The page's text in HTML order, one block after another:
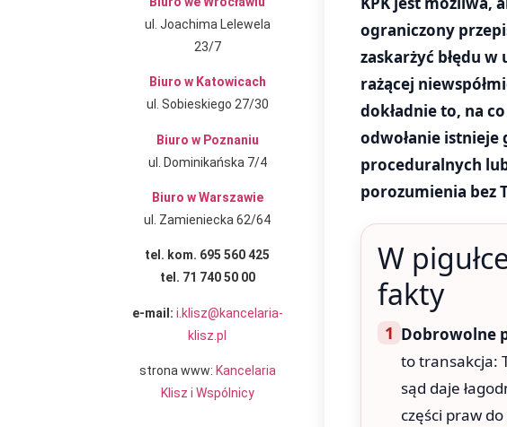
ul. Joachima Lelewela
23/7
Biuro w Katowicach
ul. Sobieskiego 27/30
Biuro w Poznaniu
ul. Dominikańska 7/4
Biuro w Warszawie
ul. Zamieniecka 62/64
tel. kom. 695 560 425
tel. 71 740 50 00
e-mail: i.klisz@kancelaria-
klisz.pl
strona www: Kancelaria
Klisz i Wspólnicy
ograniczony
zaskarżyć błędu
rażącej
dokładnie to, na
odwołanie istnieje
proceduralnych
porozumienia bez
W
fakty
1 Dobrowolne
to transakcja:
sąd daje
części praw